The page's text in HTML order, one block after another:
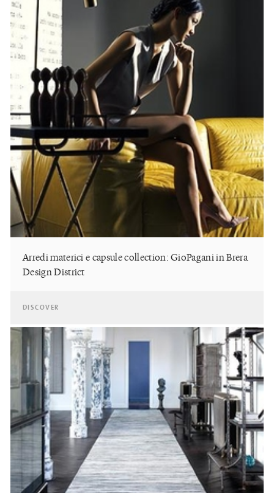
Arredi materici e capsule collection: GioPagani in Brera
Design District
DISCOVER